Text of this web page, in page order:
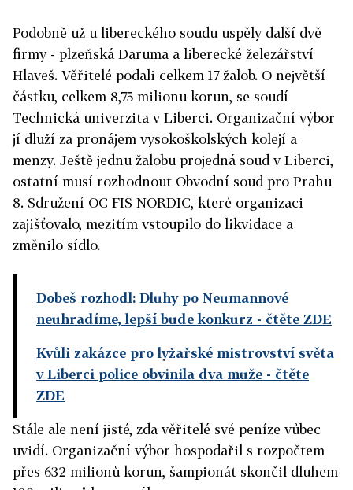
Podobně už u libereckého soudu uspěly další dvě
firmy - plzeňská Daruma a liberecké železářství
Hlaveš. Věřitelé podali celkem 17 žalob. O největší
částku, celkem 8,75 milionu korun, se soudí
Technická univerzita v Liberci. Organizační výbor
jí dluží za pronájem vysokoškolských kolejí a
menzy. Ještě jednu žalobu projedná soud v Liberci,
ostatní musí rozhodnout Obvodní soud pro Prahu
8. Sdružení OC FIS NORDIC, které organizaci
zajišťovalo, mezitím vstoupilo do likvidace a
změnilo sídlo.
Dobeš rozhodl: Dluhy po Neumannové
neuhradíme, lepší bude konkurz - čtěte ZDE
Kvůli zakázce pro lyžařské mistrovství světa
v Liberci police obvinila dva muže - čtěte
ZDE
Stále ale není jisté, zda věřitelé své peníze vůbec
uvidí. Organizační výbor hospodařil s rozpočtem
přes 632 milionů korun, šampionát skončil dluhem